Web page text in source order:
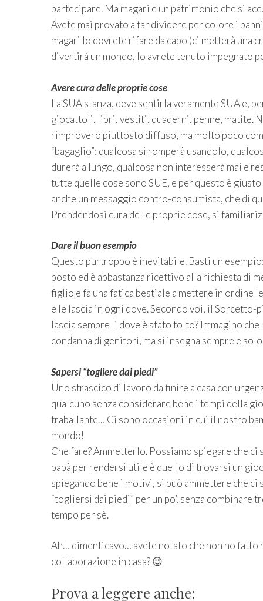
partecipare. Ma magari è un patrimonio che si
Avete mai provato a far dividere per colore i
magari lo dovrete rifare da capo (ci metterà una
divertirà un mondo, lo avrete tenuto impegnato
Avere cura delle proprie cose
La SUA stanza, deve sentirla veramente SUA e,
giocattoli, libri, vestiti, quaderni, penne, matite.
rimprovero piuttosto diffuso, ma molto poco
“bagaglio”: qualcosa si romperà usandolo,
durerà a lungo, qualcosa non interesserà mai e
tutte quelle cose sono SUE, e per questo è
anche un messaggio contro-consumista, che di
Prendendosi cura delle proprie cose, si
Dare il buon esempio
Questo purtroppo è inevitabile. Basti un
posto ed è abbastanza ricettivo alla richiesta di
figlio e fa una fatica bestiale a mettere in ordine
e le lascia in ogni dove. Secondo voi, il
lascia sempre li dove è stato tolto? Immagino
condanna di genitori, ma si insegna sempre e
Sapersi “togliere dai piedi”
Uno strascico di lavoro da finire a casa con
qualcuno senza considerare bene i tempi della
traballante… Ci sono occasioni in cui il nostro
mondo!
Che fare? Ammetterlo. Possiamo spiegare che
papà per rendersi utile è quello di trovarsi un
spiegando bene i motivi, si può ammettere che
“togliersi dai piedi” per un po’, senza combinare
tempo per sè.
Ah… dimenticavo… avete notato che non ho fatto
collaborazione in casa? 😉
Prova a leggere anche: